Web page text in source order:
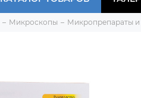
Микроскопы Микропрепараты и